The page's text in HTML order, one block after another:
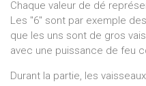
Chaque valeur de dé
Les "6" sont par exemple
que les uns sont de gros
avec une puissance de feu
Durant la partie, les